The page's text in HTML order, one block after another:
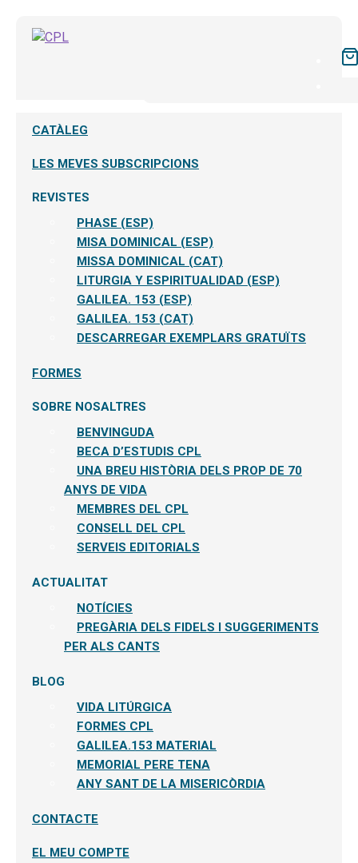
CATÀLEG
LES MEVES SUBSCRIPCIONS
REVISTES
PHASE (ESP)
MISA DOMINICAL (ESP)
MISSA DOMINICAL (CAT)
LITURGIA Y ESPIRITUALIDAD (ESP)
GALILEA. 153 (ESP)
GALILEA. 153 (CAT)
DESCARREGAR EXEMPLARS GRATUÏTS
FORMES
SOBRE NOSALTRES
BENVINGUDA
BECA D’ESTUDIS CPL
UNA BREU HISTÒRIA DELS PROP DE 70
ANYS DE VIDA
MEMBRES DEL CPL
CONSELL DEL CPL
SERVEIS EDITORIALS
ACTUALITAT
NOTÍCIES
PREGÀRIA DELS FIDELS I SUGGERIMENTS
PER ALS CANTS
BLOG
VIDA LITÚRGICA
FORMES CPL
GALILEA.153 MATERIAL
MEMORIAL PERE TENA
ANY SANT DE LA MISERICÒRDIA
CONTACTE
EL MEU COMPTE